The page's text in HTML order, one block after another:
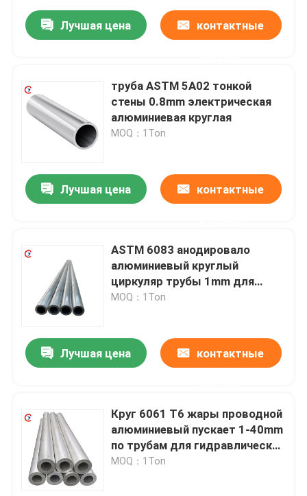
Товары
Видео
О нас
Контроль качества
Свяжитесь с нами
Лучшая цена контактные
труба ASTM 5A02 тонкой
стены 0.8mm электрическая
алюминиевая круглая
MOQ：1Ton
Лучшая цена контактные
ASTM 6083 анодировало
алюминиевый круглый
циркуляр трубы 1mm для
трубы цилиндра
MOQ：1Ton
Лучшая цена контактные
Круг 6061 T6 жары проводной
алюминиевый пускает 1-40mm
по трубам для гидравлических
систем
MOQ：1Ton